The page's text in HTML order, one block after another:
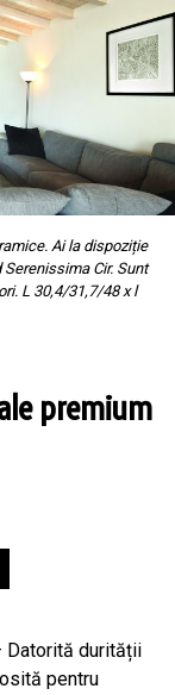
Ai la dispoziție
Cir. Sunt
L 30,4/31,7/48 x l
premium
Datorită durității
pentru